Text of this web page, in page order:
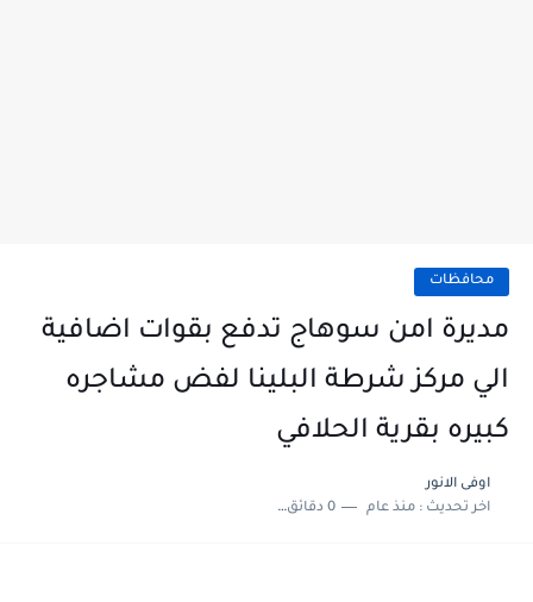
محافظات
مديرة امن سوهاج تدفع بقوات اضافية
الي مركز شرطة البلينا لفض مشاجره
كبيره بقرية الحلافي
اوفى الانور
اخر تحديث :منذ عام 0 دقائق للقراءة